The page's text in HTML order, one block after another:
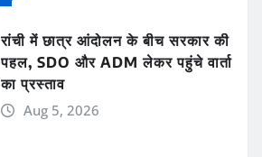
रांची में छात्र आंदोलन के बीच सरकार की
पहल, SDO और ADM लेकर पहुंचे वार्ता
का प्रस्ताव
Aug 5, 2026